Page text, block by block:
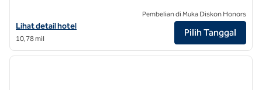
Lihat detail hotel untuk Graduate by Hilton Chapel Hill
Lihat detail hotel
10,78 mil
Pembelian di Muka Diskon Honors
Pilih Tanggal
1/10
1 dari 10